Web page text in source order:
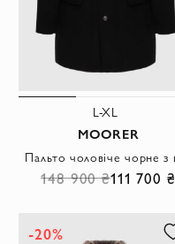
L-XL
MOORER
148 900 ₴111 700 ₴
-20%